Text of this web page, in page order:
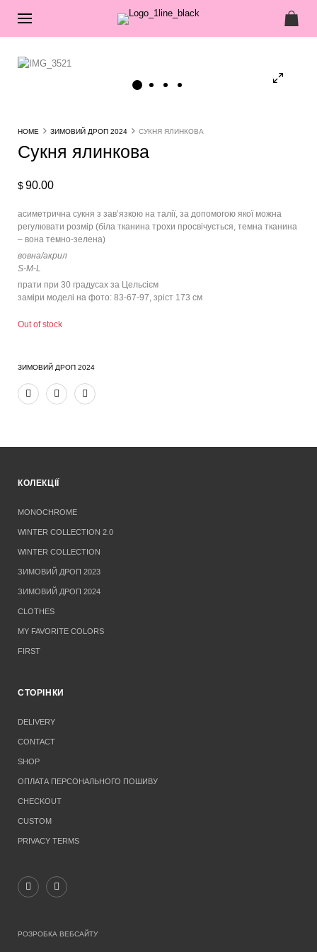
HOME ЗИМОВИЙ ДРОП 2024 СУКНЯ ЯЛИНКОВА
Сукня ялинкова
$90.00
асиметрична сукня з зав’язкою на талії, за допомогою якої можна
регулювати розмір (біла тканина трохи просвічується, темна тканина
– вона темно-зелена)
вовна/акрил
S-M-L
прати при 30 градусах за Цельсієм
заміри моделі на фото: 83-67-97, зріст 173 см
Out of stock
ЗИМОВИЙ ДРОП 2024
КОЛЕКЦІЇ
MONOCHROME
WINTER COLLECTION 2.0
WINTER COLLECTION
ЗИМОВИЙ ДРОП 2023
ЗИМОВИЙ ДРОП 2024
CLOTHES
MY FAVORITE COLORS
FIRST
СТОРІНКИ
DELIVERY
CONTACT
SHOP
ОПЛАТА ПЕРСОНАЛЬНОГО ПОШИВУ
CHECKOUT
CUSTOM
PRIVACY TERMS
РОЗРОБКА ВЕБСАЙТУ